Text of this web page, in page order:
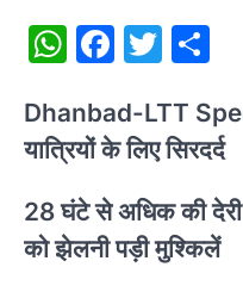
WhatsApp
Dhanbad-LTT
यात्रियों के लिए सिरदर्द
28 घंटे से अधिक की देरी
को झेलनी पड़ी मुश्किलें